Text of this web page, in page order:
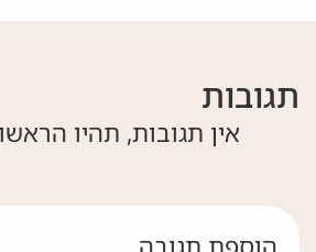
תגובות
אין תגובות, תהיו
אם אתה לא רובוט אל